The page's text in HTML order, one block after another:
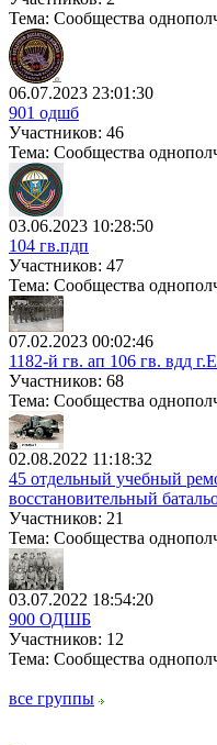
Тема: Сообщества
06.07.2023 23:01:30
901 одшб
Участников: 46
Тема: Сообщества
03.06.2023 10:28:50
104 гв.пдп
Участников: 47
Тема: Сообщества
07.02.2023 00:02:46
1182-й гв. ап 106 гв. вдд
Участников: 68
Тема: Сообщества
02.08.2022 11:18:32
45 отдельный учебный
восстановительный
Участников: 21
Тема: Сообщества
03.07.2022 18:54:20
900 ОДШБ
Участников: 12
Тема: Сообщества
все группы